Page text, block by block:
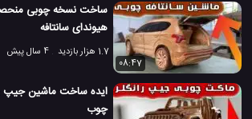
ساخت نسخه چوبی
هیوندای سانتافه
1.7 هزار بازدید
4 سال پیش
08:47
چوب